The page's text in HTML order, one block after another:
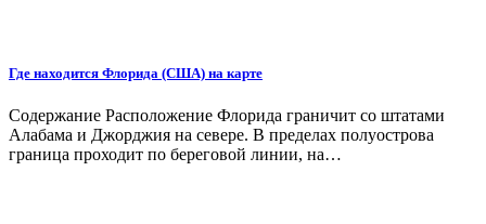
Где находится Флорида (США) на карте
Содержание Расположение Флорида граничит со штатами
Алабама и Джорджия на севере. В пределах полуострова
граница проходит по береговой линии, на…